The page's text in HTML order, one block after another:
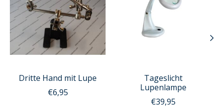
Dritte Hand mit Lupe
€6,95
Tageslicht
Lupenlampe
€39,95